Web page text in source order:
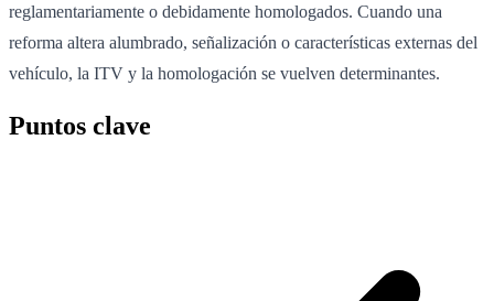
reglamentariamente o debidamente homologados. Cuando una
reforma altera alumbrado, señalización o características externas del
vehículo, la ITV y la homologación se vuelven determinantes.
Puntos clave